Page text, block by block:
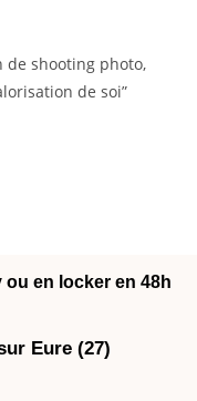
de shooting photo,
de soi”
en locker en 48h
Eure (27)